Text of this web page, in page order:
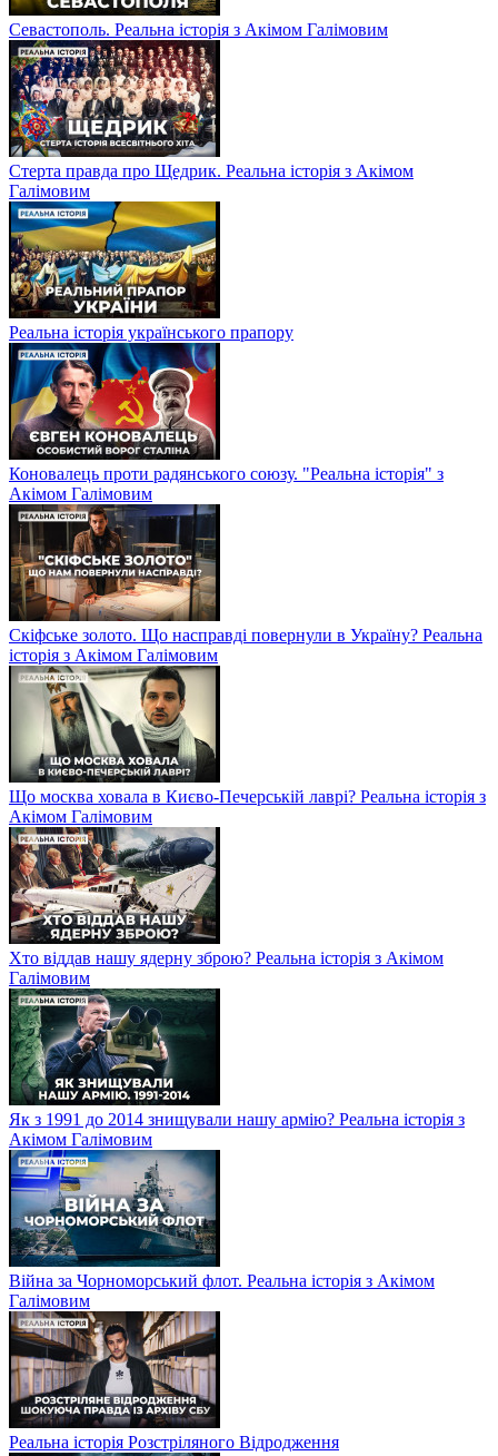
Севастополь. Реальна історія з Акімом Галімовим
Стерта правда про Щедрик. Реальна історія з Акімом
Галімовим
Реальна історія українського прапору
Коновалець проти радянського союзу. "Реальна історія" з
Акімом Галімовим
Скіфське золото. Що насправді повернули в Україну? Реальна
історія з Акімом Галімовим
Що москва ховала в Києво-Печерській лаврі? Реальна історія з
Акімом Галімовим
Хто віддав нашу ядерну зброю? Реальна історія з Акімом
Галімовим
Як з 1991 до 2014 знищували нашу армію? Реальна історія з
Акімом Галімовим
Війна за Чорноморський флот. Реальна історія з Акімом
Галімовим
Реальна історія Розстріляного Відродження